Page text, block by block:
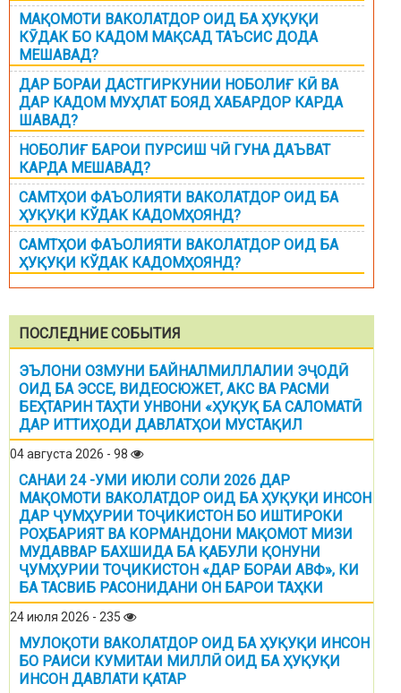
МАҚОМОТИ ВАКОЛАТДОР ОИД БА ҲУҚУҚИ
КӮДАК БО КАДОМ МАҚСАД ТАЪСИС ДОДА
МЕШАВАД?
ДАР БОРАИ ДАСТГИРКУНИИ НОБОЛИҒ КӢ ВА
ДАР КАДОМ МУҲЛАТ БОЯД ХАБАРДОР КАРДА
ШАВАД?
НОБОЛИҒ БАРОИ ПУРСИШ ЧӢ ГУНА ДАЪВАТ
КАРДА МЕШАВАД?
САМТҲОИ ФАЪОЛИЯТИ ВАКОЛАТДОР ОИД БА
ҲУҚУҚИ КЎДАК КАДОМҲОЯНД?
САМТҲОИ ФАЪОЛИЯТИ ВАКОЛАТДОР ОИД БА
ҲУҚУҚИ КЎДАК КАДОМҲОЯНД?
ПОСЛЕДНИЕ СОБЫТИЯ
ЭЪЛОНИ ОЗМУНИ БАЙНАЛМИЛЛАЛИИ ЭҶОДӢ
ОИД БА ЭССЕ, ВИДЕОСЮЖЕТ, АКС ВА РАСМИ
БЕҲТАРИН ТАҲТИ УНВОНИ «ҲУҚУҚ БА САЛОМАТӢ
ДАР ИТТИҲОДИ ДАВЛАТҲОИ МУСТАҚИЛ
04 августа 2026 - 98
САНАИ 24 -УМИ ИЮЛИ СОЛИ 2026 ДАР
МАҚОМОТИ ВАКОЛАТДОР ОИД БА ҲУҚУҚИ ИНСОН
ДАР ҶУМҲУРИИ ТОҶИКИСТОН БО ИШТИРОКИ
РОҲБАРИЯТ ВА КОРМАНДОНИ МАҚОМОТ МИЗИ
МУДАВВАР БАХШИДА БА ҚАБУЛИ ҚОНУНИ
ҶУМҲУРИИ ТОҶИКИСТОН «ДАР БОРАИ АВФ», КИ
БА ТАСВИБ РАСОНИДАНИ ОН БАРОИ ТАҲКИ
24 июля 2026 - 235
МУЛОҚОТИ ВАКОЛАТДОР ОИД БА ҲУҚУҚИ ИНСОН
БО РАИСИ КУМИТАИ МИЛЛӢ ОИД БА ҲУҚУҚИ
ИНСОН ДАВЛАТИ ҚАТАР